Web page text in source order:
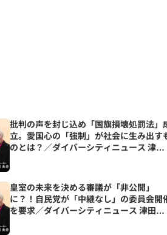
批判の声を封じ込め「国旗損壊処罰法」
立。愛国心の「強制」が社会に生み出す
のとは？／ダイバーシティニュース 津田
皇室の未来を決める審議が「非公開」
に？！自民党が「中継なし」の委員会開
を要求／ダイバーシティニュース 津田大